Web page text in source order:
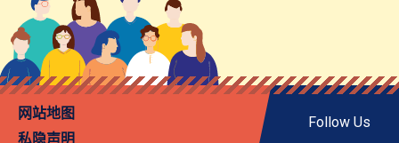
网站地图
私隐声明
Follow Us